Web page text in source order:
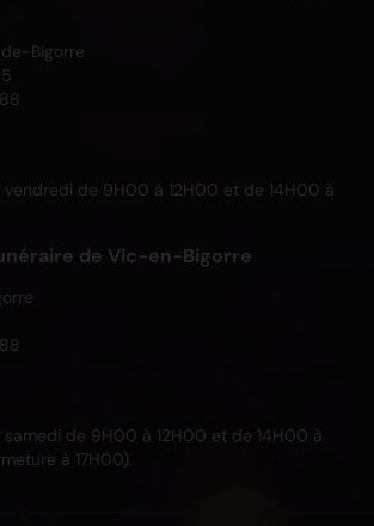
Bigorre
vendredi de 9H00 à 12H00 et de 14H00 à
de Vic-en-Bigorre
de 9H00 à 12H00 et de 14H00 à
à 17H00).